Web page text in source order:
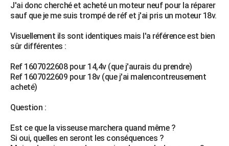
Art de vivre
Bien-être
Loisirs
Modes de vie
SANTE
Alimentation
Guide de la santé
Maladies
Médicaments
Sommeil
VOYAGE
GUIDES D'ACHAT
Carte de Noël
Carte Bonne année
Carte Saint-Valentin
Carte Pâques
Carte d'anniversaire
DICTIONNAIRE
J'ai donc cherché et acheté un moteur neuf pour la réparer
sauf que je me suis trompé de réf et j'ai pris un moteur 18v.
Visuellement ils sont identiques mais l'a référence est bien
sûr différentes :
Ref 1607022608 pour 14,4v (que j'aurais du prendre)
Ref 1607022609 pour 18v (que j'ai malencontreusement
acheté)
Question :
Est ce que la visseuse marchera quand même ?
Si oui, quelles en seront les conséquences ?